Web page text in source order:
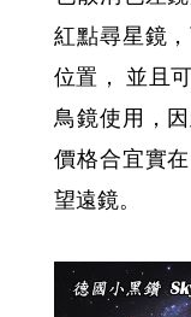
紅點尋星鏡
位置， 並且
鳥鏡使用，
價格合宜實
望遠鏡。